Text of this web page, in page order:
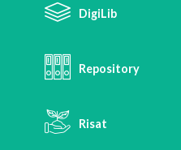
DigiLib
Repository
Risat